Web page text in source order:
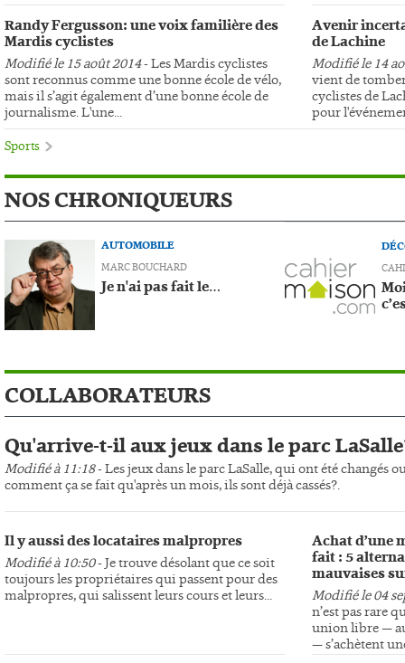
Randy Fergusson: une voix familière des
Mardis cyclistes
Modifié le 15 août 2014- Les Mardis cyclistes
sont reconnus comme une bonne école de vélo,
mais il s’agit également d’une bonne école de
journalisme. L'une...
Avenir
de Lachine
Modifié le 14
vient de
cyclistes de
pour
Sports
NOS CHRONIQUEURS
AUTOMOBILE
MARC BOUCHARD
Je n'ai pas fait le…
COLLABORATEURS
Qu'arrive-t-il aux jeux dans le parc
Modifié à 11:18- Les jeux dans le parc LaSalle, qui ont été changés
comment ça se fait qu'après un mois, ils sont déjà cassés?.
Il y aussi des locataires malpropres
Modifié à 10:50- Je trouve désolant que ce soit
toujours les propriétaires qui passent pour des
malpropres, qui salissent leurs cours et leurs...
Achat d’une
fait : 5
mauvaises
Modifié le 04
n’est pas rare
union libre —
— s’achètent